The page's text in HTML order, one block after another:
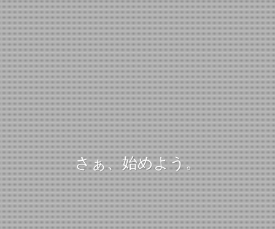
さぁ、始めよう。